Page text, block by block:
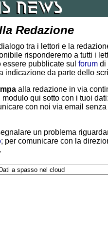
Redazione
tra i lettori e la
risponderemo a tutti i
pubblicate sul forum di
indicazione da parte dello
alla redazione in via
qui sotto con i tuoi
con noi via email senza
un problema
; per comunicare con la